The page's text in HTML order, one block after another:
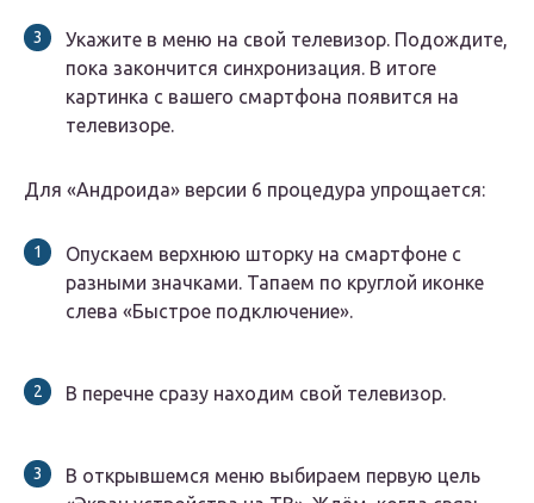
Укажите в меню на свой телевизор. Подождите,
пока закончится синхронизация. В итоге
картинка с вашего смартфона появится на
телевизоре.
Для «Андроида» версии 6 процедура упрощается:
Опускаем верхнюю шторку на смартфоне с
разными значками. Тапаем по круглой иконке
слева «Быстрое подключение».
В перечне сразу находим свой телевизор.
В открывшемся меню выбираем первую цель